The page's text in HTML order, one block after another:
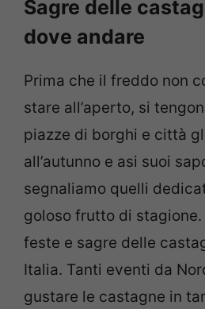
Sagre delle
dove andare
Prima che il freddo non
stare all’aperto, si
piazze di borghi e città
all’autunno e asi suoi
segnaliamo quelli
goloso frutto di
feste e sagre delle
Italia. Tanti eventi da
gustare le castagne in